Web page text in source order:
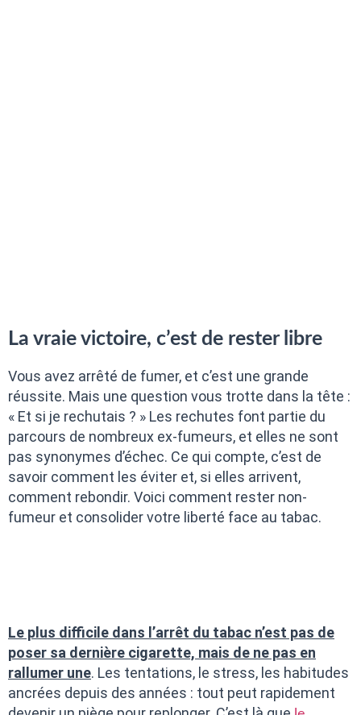
La vraie victoire, c’est de rester libre
Vous avez arrêté de fumer, et c’est une grande
réussite. Mais une question vous trotte dans la tête :
« Et si je rechutais ? » Les rechutes font partie du
parcours de nombreux ex-fumeurs, et elles ne sont
pas synonymes d’échec. Ce qui compte, c’est de
savoir comment les éviter et, si elles arrivent,
comment rebondir. Voici comment rester non-
fumeur et consolider votre liberté face au tabac.
Le plus difficile dans l’arrêt du tabac n’est pas de
poser sa dernière cigarette, mais de ne pas en
rallumer une. Les tentations, le stress, les habitudes
ancrées depuis des années : tout peut rapidement